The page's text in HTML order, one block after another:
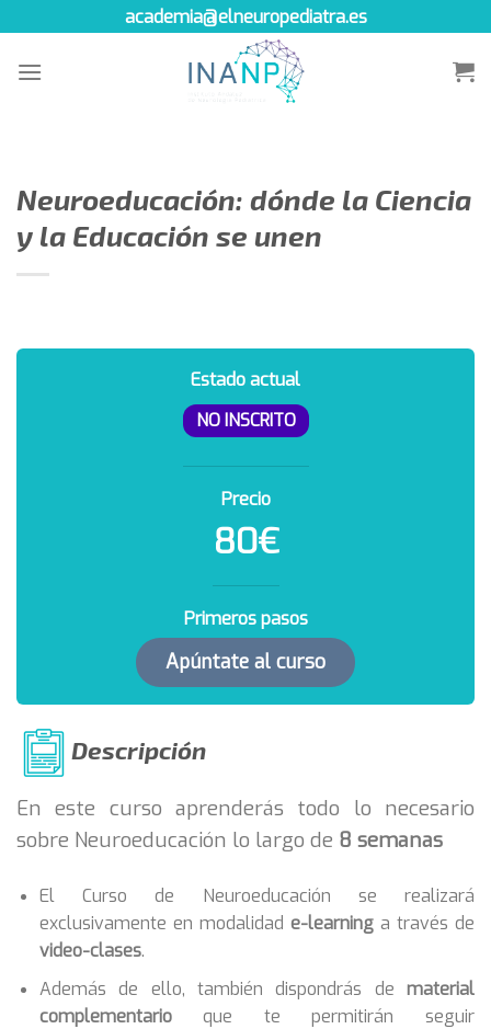
to
content
academia@elneuropediatra.es
Neuroeducación: dónde la Ciencia
y la Educación se unen
Estado actual
NO INSCRITO
Precio
80€
Primeros pasos
Apúntate al curso
Descripción
En este curso aprenderás todo lo necesario
sobre Neuroeducación lo largo de 8 semanas
El Curso de Neuroeducación se realizará
exclusivamente en modalidad e-learninga través de
video-clases.
Además de ello, también dispondrás de material
complementarioque te permitirán seguir